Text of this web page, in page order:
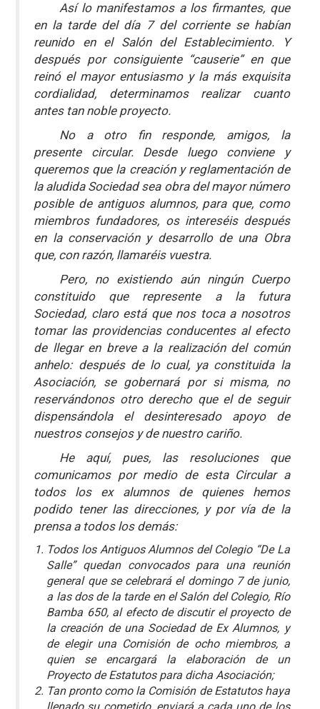
Así lo manifestamos a los firmantes, que
en la tarde del día 7 del corriente se habían
reunido en el Salón del Establecimiento. Y
después por consiguiente “causerie” en que
reinó el mayor entusiasmo y la más exquisita
cordialidad, determinamos realizar cuanto
antes tan noble proyecto.
No a otro fin responde, amigos, la
presente circular. Desde luego conviene y
queremos que la creación y reglamentación de
la aludida Sociedad sea obra del mayor número
posible de antiguos alumnos, para que, como
miembros fundadores, os intereséis después
en la conservación y desarrollo de una Obra
que, con razón, llamaréis vuestra.
Pero, no existiendo aún ningún Cuerpo
constituido que represente a la futura
Sociedad, claro está que nos toca a nosotros
tomar las providencias conducentes al efecto
de llegar en breve a la realización del común
anhelo: después de lo cual, ya constituida la
Asociación, se gobernará por si misma, no
reservándonos otro derecho que el de seguir
dispensándola el desinteresado apoyo de
nuestros consejos y de nuestro cariño.
He aquí, pues, las resoluciones que
comunicamos por medio de esta Circular a
todos los ex alumnos de quienes hemos
podido tener las direcciones, y por vía de la
prensa a todos los demás:
Todos los Antiguos Alumnos del Colegio “De La
Salle” quedan convocados para una reunión
general que se celebrará el domingo 7 de junio,
a las dos de la tarde en el Salón del Colegio, Río
Bamba 650, al efecto de discutir el proyecto de
la creación de una Sociedad de Ex Alumnos, y
de elegir una Comisión de ocho miembros, a
quien se encargará la elaboración de un
Proyecto de Estatutos para dicha Asociación;
Tan pronto como la Comisión de Estatutos haya